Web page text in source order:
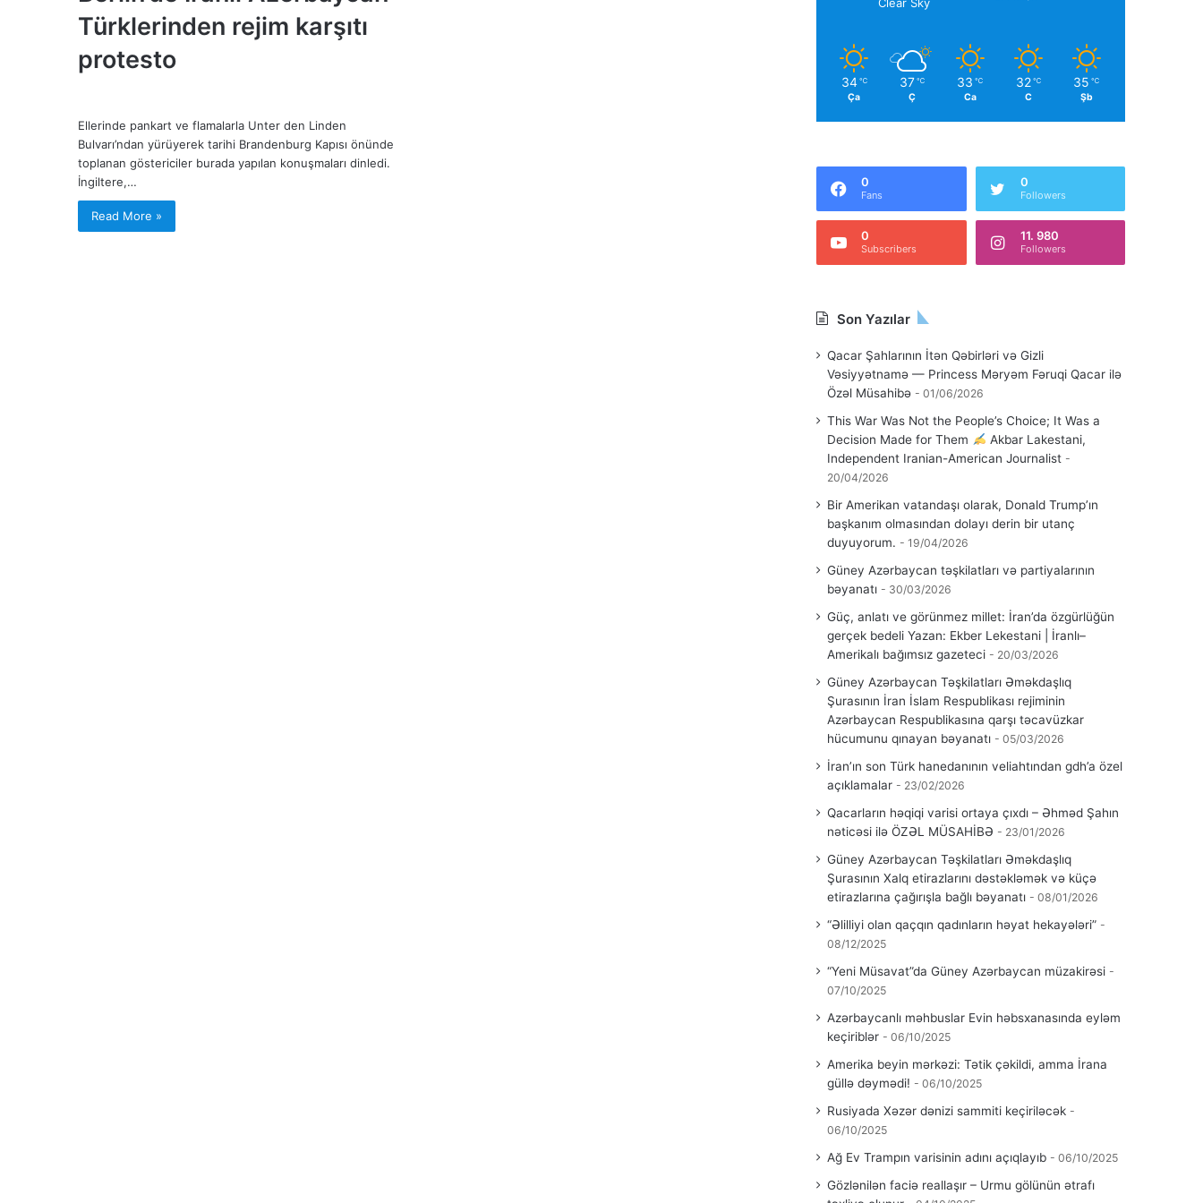
Türklerinden rejim karşıtı
protesto
Ellerinde pankart ve flamalarla Unter den Linden
Bulvarı’ndan yürüyerek tarihi Brandenburg Kapısı önünde
toplanan göstericiler burada yapılan konuşmaları dinledi.
İngiltere,…
Read More »
34 ℃
Ça
37 ℃
Ç
33 ℃
Ca
32 ℃
C
35 ℃
Şb
0
Fans
0
Followers
0
Subscribers
11. 980
Followers
Son Yazılar
Qacar Şahlarının İtən Qəbirləri və Gizli
Vəsiyyətnamə — Princess Məryəm Fəruqi Qacar ilə
Özəl Müsahibə
01/06/2026
This War Was Not the People’s Choice; It Was a
Decision Made for Them
Akbar Lakestani,
Independent Iranian-American Journalist
20/04/2026
Bir Amerikan vatandaşı olarak, Donald Trump’ın
başkanım olmasından dolayı derin bir utanç
duyuyorum.
19/04/2026
Güney Azərbaycan təşkilatları və partiyalarının
bəyanatı
30/03/2026
Güç, anlatı ve görünmez millet: İran’da özgürlüğün
gerçek bedeli Yazan: Ekber Lekestani | İranlı–
Amerikalı bağımsız gazeteci
20/03/2026
Güney Azərbaycan Təşkilatları Əməkdaşlıq
Şurasının İran İslam Respublikası rejiminin
Azərbaycan Respublikasına qarşı təcavüzkar
hücumunu qınayan bəyanatı
05/03/2026
İran’ın son Türk hanedanının veliahtından gdh’a özel
açıklamalar
23/02/2026
Qacarların həqiqi varisi ortaya çıxdı – Əhməd Şahın
nəticəsi ilə ÖZƏL MÜSAHİBƏ
23/01/2026
Güney Azərbaycan Təşkilatları Əməkdaşlıq
Şurasının Xalq etirazlarını dəstəkləmək və küçə
etirazlarına çağırışla bağlı bəyanatı
08/01/2026
“Əlilliyi olan qaçqın qadınların həyat hekayələri”
08/12/2025
“Yeni Müsavat”da Güney Azərbaycan müzakirəsi
07/10/2025
Azərbaycanlı məhbuslar Evin həbsxanasında eyləm
keçiriblər
06/10/2025
Amerika beyin mərkəzi: Tətik çəkildi, amma İrana
güllə dəymədi!
06/10/2025
Rusiyada Xəzər dənizi sammiti keçiriləcək
06/10/2025
Ağ Ev Trampın varisinin adını açıqlayıb 06/10/2025
Gözlənilən faciə reallaşır – Urmu gölünün ətrafı